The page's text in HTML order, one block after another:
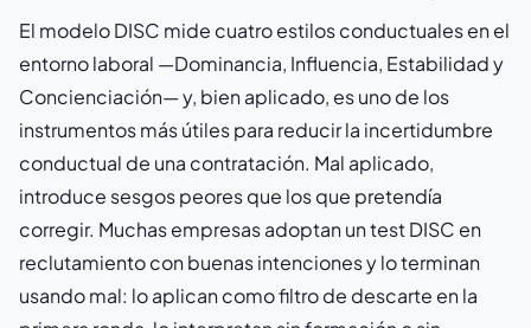
El modelo DISC mide cuatro estilos conductuales en el
entorno laboral —Dominancia, Influencia, Estabilidad y
Concienciación— y, bien aplicado, es uno de los
instrumentos más útiles para reducir la incertidumbre
conductual de una contratación. Mal aplicado,
introduce sesgos peores que los que pretendía
corregir. Muchas empresas adoptan un test DISC en
reclutamiento con buenas intenciones y lo terminan
usando mal: lo aplican como filtro de descarte en la